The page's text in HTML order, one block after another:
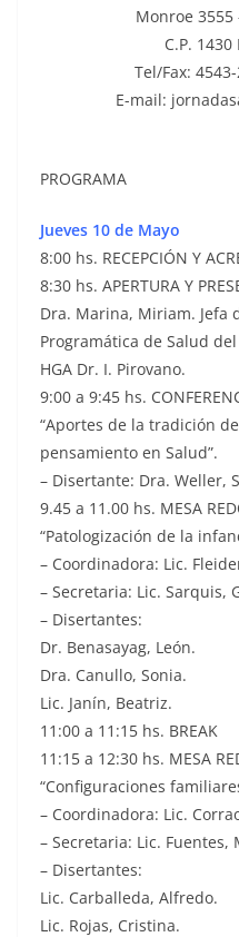
Monroe 3555
C.P.
Tel/Fax:
E-mail:
PROGRAMA
Jueves 10 de Mayo
8:00 hs. RECEPCIÓN Y
8:30 hs. APERTURA Y
Dra. Marina, Miriam. Jefa
Programática de Salud del
HGA Dr. I. Pirovano.
9:00 a 9:45 hs.
“Aportes de la tradición
pensamiento en Salud”.
– Disertante: Dra. Weller,
9.45 a 11.00 hs. MESA
“Patologización de la
– Coordinadora: Lic.
– Secretaria: Lic. Sarquis,
– Disertantes:
Dr. Benasayag, León.
Dra. Canullo, Sonia.
Lic. Janín, Beatriz.
11:00 a 11:15 hs. BREAK
11:15 a 12:30 hs. MESA
“Configuraciones
– Coordinadora: Lic.
– Secretaria: Lic. Fuentes,
– Disertantes:
Lic. Carballeda, Alfredo.
Lic. Rojas, Cristina.